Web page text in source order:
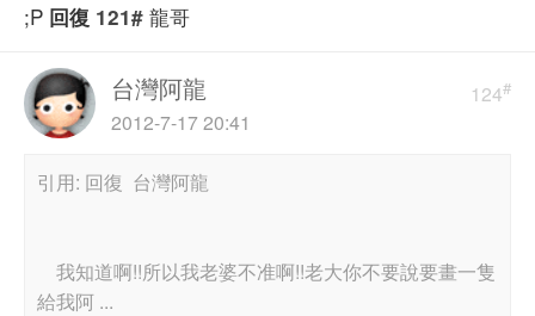
;P 回復 121# 龍哥
124#
台灣阿龍
2012-7-17 20:41
引用: 回復 台灣阿龍
我知道啊!!所以我老婆不准啊!!老大你不要說要畫一隻
給我阿 ...